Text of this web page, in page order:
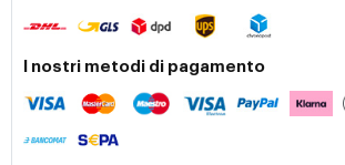
I nostri metodi di pagamento